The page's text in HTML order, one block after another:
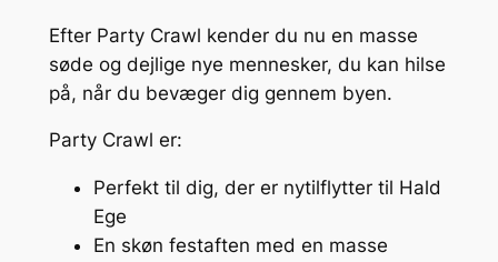
Efter Party Crawl kender du nu en masse
søde og dejlige nye mennesker, du kan hilse
på, når du bevæger dig gennem byen.
Party Crawl er:
Perfekt til dig, der er nytilflytter til Hald
Ege
En skøn festaften med en masse